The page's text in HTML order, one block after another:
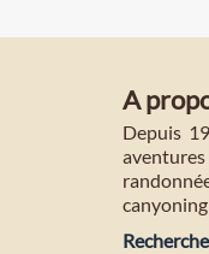
A
Depuis
aventures